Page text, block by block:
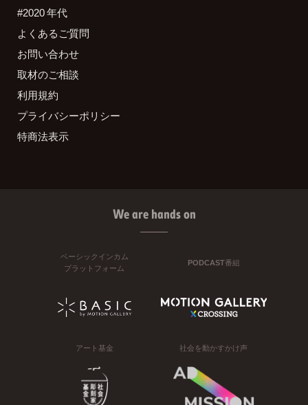
#2020 年代
よくあるご質問
お問い合わせ
取材のご相談
利用規約
プライバシーポリシー
特商法表示
We are hands on
ベーシックインカム
プラットフォーム
PODCAST番組
アート基金 社会を動かすかけ声